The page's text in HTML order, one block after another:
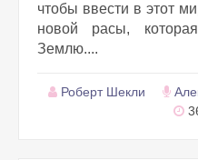
чтобы ввести в этот
новой расы,
Землю....
Роберт Шекли